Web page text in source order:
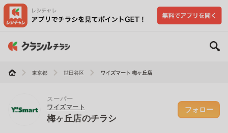
東京都 世田谷区 ワイズマート 梅ヶ丘店
スーパー
ワイズマート
梅ヶ丘店のチラシ
フォロー